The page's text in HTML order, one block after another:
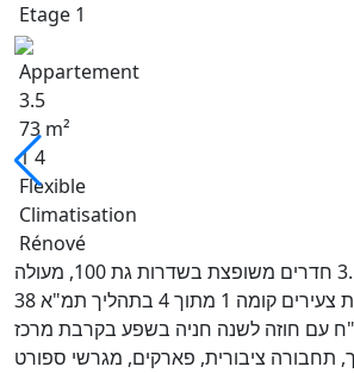
Etage 1
Appartement
3.5
73 m²
1 4
Flexible
Climatisation
Rénové
למכירה דירת 3.5 חדרים משופצת בשדרות גת 100, מעולה
למשקיעים וזוגות צעירים קומה 1 מתוך 4 בתהליך תמ"א 38
ב3000 ש"ח עם חוזה לשנה חניה בשפע בקרבת מרכז
תחבורה ציבורית, פארקים, מגרשי ספורט